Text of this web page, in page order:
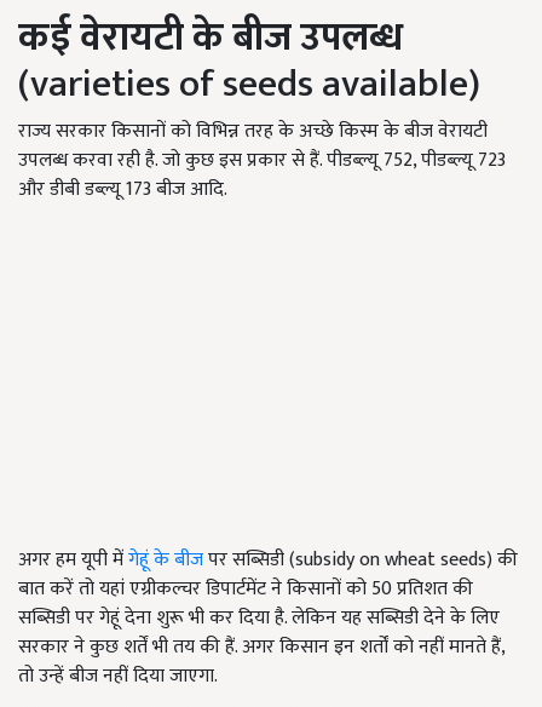
कई वरायटी के बीजउपलब्ध
(varieties of seeds available)
राज्य सरकार किसानों को विभिन्न तरह के अच्छे किस्म के बीज वेरायटी
उपलब्ध करवा रही है. जो कुछ इस प्रकार से हैं. पीडब्ल्यू 752, पीडब्ल्यू 723
और डीबी डब्ल्यू 173 बीज आदि.
अगर हम यूपी मेंगेहूं के बीजपर सब्सिडी (subsidy on wheat seeds) की
बात करें तो यहां एग्रीकल्चर डिपार्टमेंट ने किसानों को 50 प्रतिशत की
सब्सिडी पर गेहूं देना शुरू भी कर दिया है. लेकिन यह सब्सिडी देने के लिए
सरकार ने कुछ शर्तें भी तय की हैं. अगर किसान इन शर्तों को नहीं मानते हैं,
तो उन्हें बीज नहीं दिया जाएगा.